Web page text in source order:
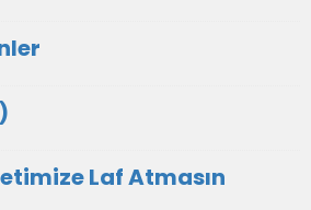
Laf Atmasın